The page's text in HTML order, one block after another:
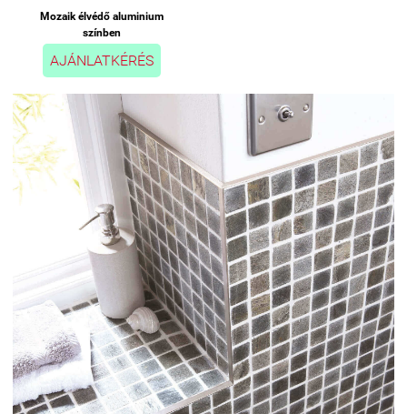
Mozaik élvédő aluminium
színben
AJÁNLATKÉRÉS